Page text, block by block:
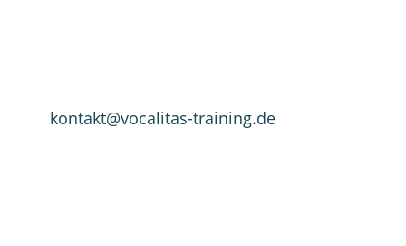
kontakt@vocalitas-training.de